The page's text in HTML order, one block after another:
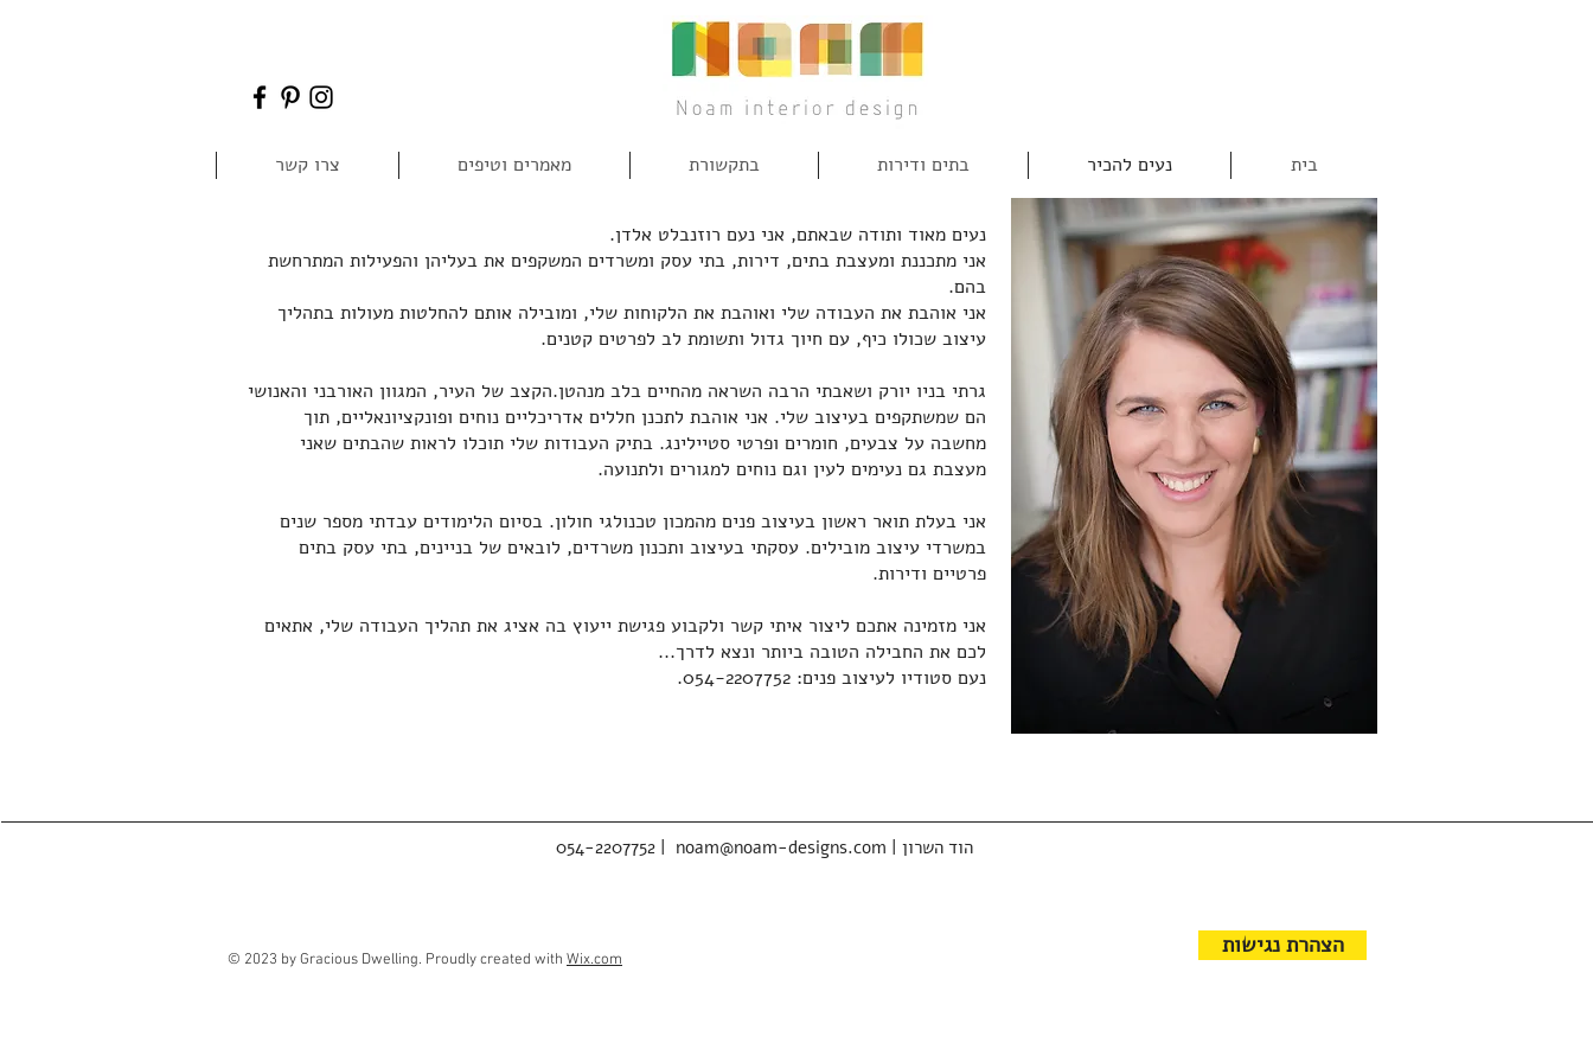
בית נעים להכיר בתים ודירות בתקשורת מאמרים וטיפים צרו קשר
נעים מאוד ותודה שבאתם, אני נעם רוזנבלט אלדן.
אני מתכננת ומעצבת בתים, דירות, בתי עסק ומשרדים המשקפים את בעליהן והפעילות המתרחשת
בהם.
אני אוהבת את העבודה שלי ואוהבת את הלקוחות שלי, ומובילה אותם להחלטות מעולות בתהליך
עיצוב שכולו כיף, עם חיוך גדול ותשומת לב לפרטים קטנים.
גרתי בניו יורק ושאבתי הרבה השראה מהחיים בלב מנהטן.הקצב של העיר, המגוון האורבני והאנושי
הם שמשתקפים בעיצוב שלי. אני אוהבת לתכנן חללים אדריכליים נוחים ופונקציונאליים, תוך
מחשבה על צבעים, חומרים ופרטי סטיילינג. בתיק העבודות שלי תוכלו לראות שהבתים שאני
מעצבת גם נעימים לעין וגם נוחים למגורים ולתנועה.
אני בעלת תואר ראשון בעיצוב פנים מהמכון טכנולגי חולון. בסיום הלימודים עבדתי מספר שנים
במשרדי עיצוב מובילים. עסקתי בעיצוב ותכנון משרדים, לובאים של בניינים, בתי עסק בתים
פרטיים ודירות.
אני מזמינה אתכם ליצור איתי קשר ולקבוע פגישת ייעוץ בה אציג את תהליך העבודה שלי, אתאים
לכם את החבילה הטובה ביותר ונצא לדרך...
נעם סטודיו לעיצוב פנים: 054-2207752.
054-2207752 | noam@noam-designs.com | הוד השרון
© 2023 by Gracious Dwelling. Proudly created with Wix.com
הצהרת נגישות